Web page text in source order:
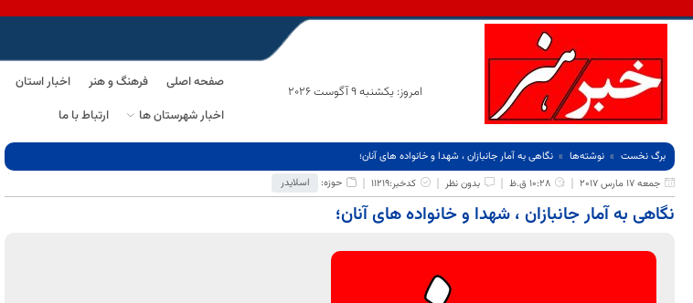
امروز: یکشنبه 9 آگوست 2026
صفحه اصلی فرهنگ و هنر اخبار استان
اخبار شهرستان ها
ارتباط با ما
برگ نخست نوشته‌ها
نگاهی به آمار جانبازان ، شهدا و خانواده های آنان؛
جمعه 17 مارس 2017
10:28 ق.ظ بدون نظر کدخبر:11219 حوزه: اسلایدر
نگاهی به آمار جانبازان ، شهدا و خانواده های آنان؛